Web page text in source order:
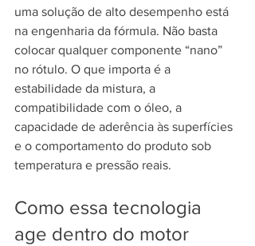
uma solução de alto desempenho está
na engenharia da fórmula. Não basta
colocar qualquer componente “nano”
no rótulo. O que importa é a
estabilidade da mistura, a
compatibilidade com o óleo, a
capacidade de aderência às superfícies
e o comportamento do produto sob
temperatura e pressão reais.
Como essa tecnologia
age dentro do motor